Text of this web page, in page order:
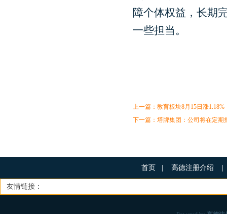
障个体权益，长期
一些担当。
上一篇： 教育板块8月15日涨
下一篇： 塔牌集团：公司将在定期
首页 高德注册介绍
友情链接：